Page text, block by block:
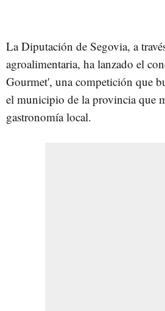
La Diputación de Segovia, a
agroalimentaria, ha lanzado el
Gourmet', una competición que
el municipio de la provincia que
gastronomía local.